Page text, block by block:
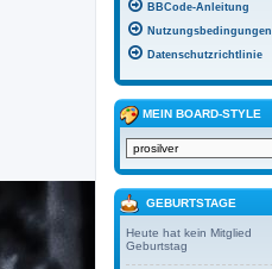
BBCode-Anleitung
Nutzungsbedingungen
Datenschutzrichtlinie
MEIN BOARD-STYLE
GEBURTSTAGE
Heute hat kein Mitglied
Geburtstag